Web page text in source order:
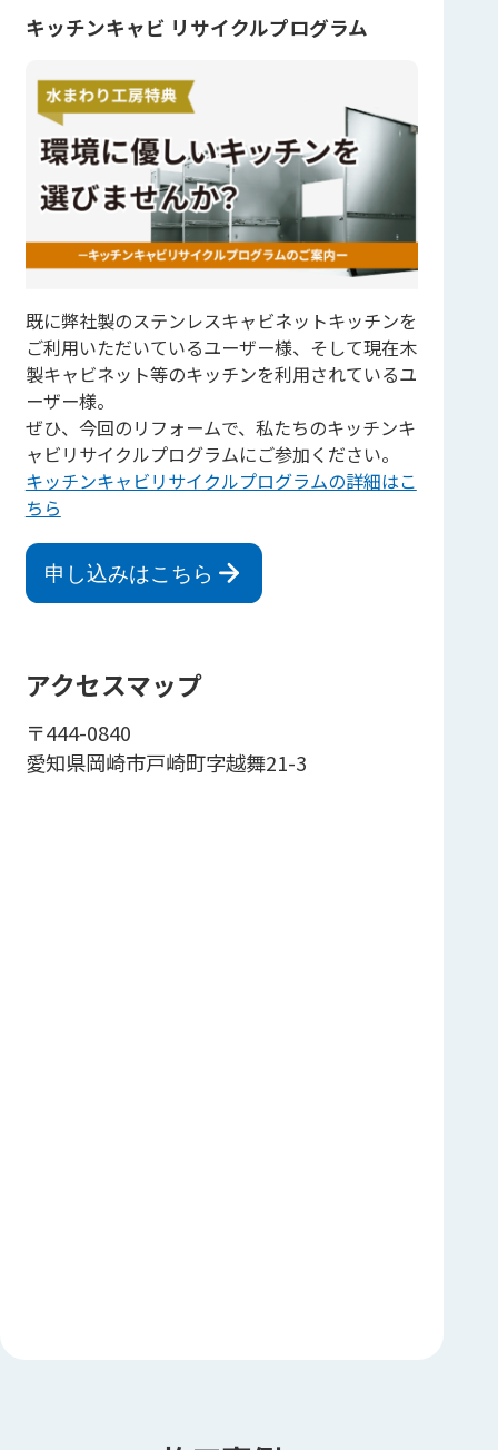
キッチンキャビ リサイクルプログラム
既に弊社製のステンレスキャビネットキッチンを
ご利用いただいているユーザー様、そして現在木
製キャビネット等のキッチンを利用されているユ
ーザー様。
ぜひ、今回のリフォームで、私たちのキッチンキ
ャビリサイクルプログラムにご参加ください。
キッチンキャビリサイクルプログラムの詳細はこ
ちら
申し込みはこちら
アクセスマップ
〒444-0840
愛知県岡崎市戸崎町字越舞21-3